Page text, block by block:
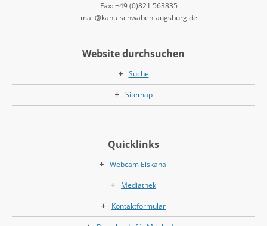
Fax: +49 (0)821 563835
mail@kanu-schwaben-augsburg.de
Website durchsuchen
Suche
Sitemap
Quicklinks
Webcam Eiskanal
Mediathek
Kontaktformular